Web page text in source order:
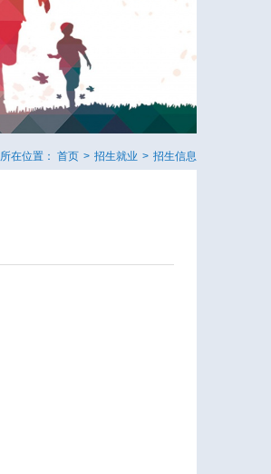
所在位置： 首页 > 招生就业 > 招生信息